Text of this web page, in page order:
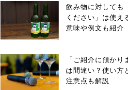
飲み物に対しても
ください」は使え
意味や例文も紹介
「ご紹介に預かり
は間違い？使い方
注意点も解説